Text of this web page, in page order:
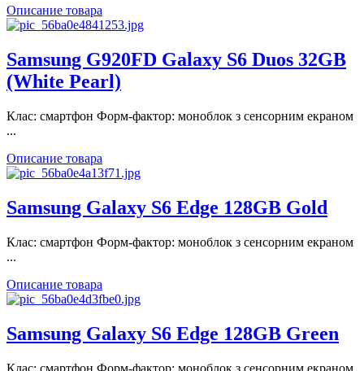
Описание товара
Samsung G920FD Galaxy S6 Duos 32GB
(White Pearl)
Клас: смартфон Форм-фактор: моноблок з сенсорним екраном
...
Описание товара
Samsung Galaxy S6 Edge 128GB Gold
Клас: смартфон Форм-фактор: моноблок з сенсорним екраном
...
Описание товара
Samsung Galaxy S6 Edge 128GB Green
Клас: смартфон Форм-фактор: моноблок з сенсорним екраном